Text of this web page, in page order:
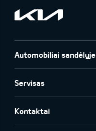
Automobiliai sandėlyje
Servisas
Kontaktai